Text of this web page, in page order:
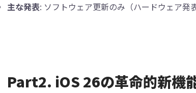
主な発表: ソフトウェア更新のみ（ハードウェア発
Part2. iOS 26の革命的新機